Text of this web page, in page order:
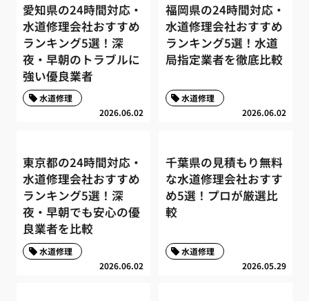
愛知県の24時間対応・
水道修理会社おすすめ
ランキング5選！深
夜・早朝のトラブルに
強い優良業者
2026.06.02
水道修理
福岡県の24時間対応・
水道修理会社おすすめ
ランキング5選！水道
局指定業者を徹底比較
2026.06.02
水道修理
東京都の24時間対応・
水道修理会社おすすめ
ランキング5選！深
夜・早朝でも安心の優
良業者を比較
2026.06.02
水道修理
千葉県の見積もり無料
な水道修理会社おすす
め5選！プロが厳選比
較
2026.05.29
水道修理